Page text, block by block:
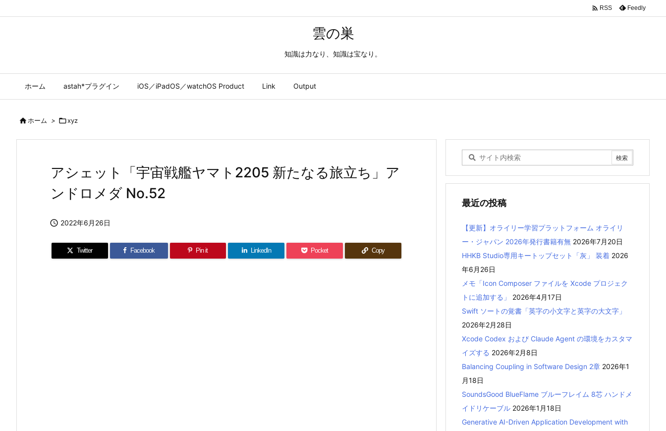
雲の巣
知識は力なり、知識は宝なり。
ホーム astah*プラグイン iOS／iPadOS／watchOS Product Link Output
 RSS Feedly
ホーム > xyz
アシェット「宇宙戦艦ヤマト2205 新たなる旅立ち」ア
ンドロメダ No.52
 2022年6月26日
Twitter Facebook Pin it LinkedIn Pocket Copy
最近の投稿
【更新】オライリー学習プラットフォーム オライリ
ー・ジャパン 2026年発行書籍有無 2026年7月20日
HHKB Studio専用キートップセット「灰」 装着 2026
年6月26日
メモ「Icon Composer ファイルを Xcode プロジェク
トに追加する」
2026年4月17日
Swift ソートの覚書「英字の小文字と英字の大文字」
2026年2月28日
Xcode Codex および Claude Agent の環境をカスタマ
イズする 2026年2月8日
Balancing Coupling in Software Design 2章 2026年1
月18日
SoundsGood BlueFlame ブルーフレイム 8芯 ハンドメ
イドリケーブル 2026年1月18日
Generative AI-Driven Application Development with